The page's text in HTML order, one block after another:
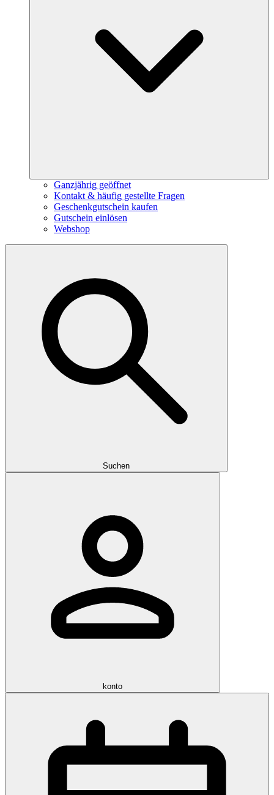
Ganzjährig geöffnet
Kontakt & häufig gestellte Fragen
Geschenkgutschein kaufen
Gutschein einlösen
Webshop
Suchen
konto